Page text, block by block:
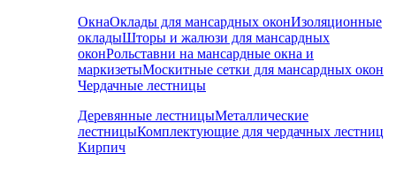
ОкнаОклады для мансардных оконИзоляционные
окладыШторы и жалюзи для мансардных
оконРольставни на мансардные окна и
маркизетыМоскитные сетки для мансардных окон
Чердачные лестницы
Деревянные лестницыМеталлические
лестницыКомплектующие для чердачных лестниц
Кирпич